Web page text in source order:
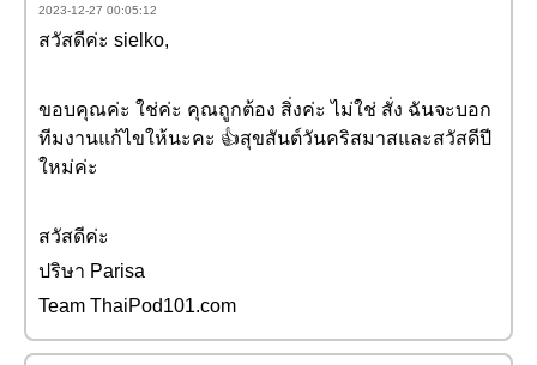
2023-12-27 00:05:12
สวัสดีค่ะ sielko,
ขอบคุณค่ะ ใช่ค่ะ คุณถูกต้อง สิ่งค่ะ ไม่ใช่ สั่ง ฉันจะบอก
ทีมงานแก้ไขให้นะคะ 👍สุขสันต์วันคริสมาสและสวัสดีปี
ใหม่ค่ะ
สวัสดีค่ะ
ปริษา Parisa
Team ThaiPod101.com